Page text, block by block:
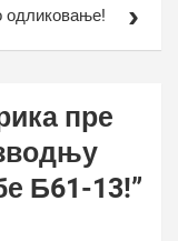
одликовање!
пре
Б61-13!”